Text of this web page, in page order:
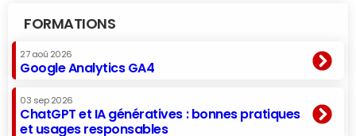
FORMATIONS
27 aoû 2026
Google Analytics GA4
03 sep 2026
ChatGPT et IA génératives : bonnes pratiques
et usages responsables